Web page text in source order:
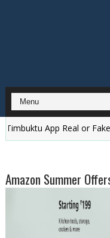
App Real or Fake in Hindi?
Amazon Summer